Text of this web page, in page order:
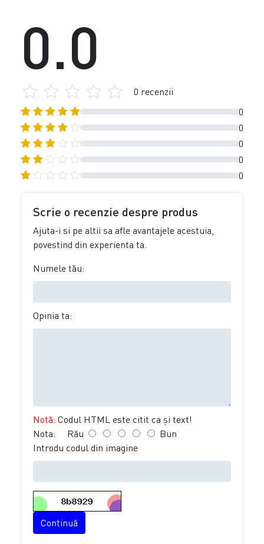
0
0
0
0
0
0.0
0 recenzii
Scrie o recenzie despre produs
Ajuta-i si pe altii sa afle avantajele acestuia,
povestind din experienta ta.
Numele tău:
Opinia ta:
Notă: Codul HTML este citit ca şi text!
Nota: Rău
Bun
Introdu codul din imagine
Continuă